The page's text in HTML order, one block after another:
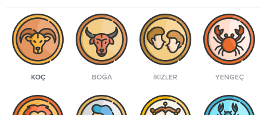
KOÇ BOĞA İKIZLER YENGEÇ